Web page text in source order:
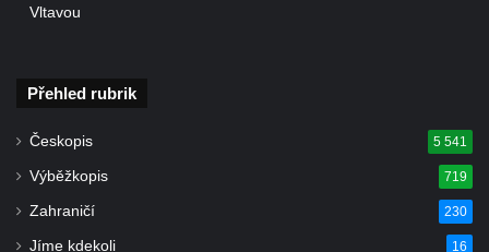
Vltavou
Přehled rubrik
Českopis 5 541
Výběžkopis 719
Zahraničí 230
Jíme kdekoli 16